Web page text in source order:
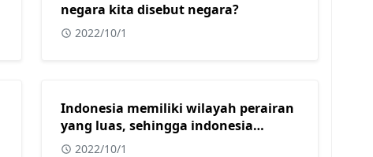
negara kita disebut negara?
2022/10/1
Indonesia memiliki wilayah perairan
yang luas, sehingga indonesia
mendapat julukan sebagai?
2022/10/1